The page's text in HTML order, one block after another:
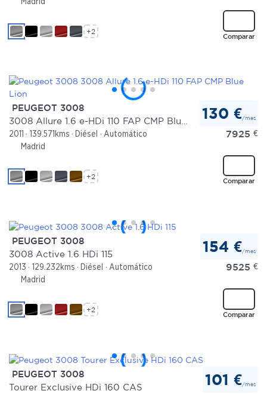
Comparar
+2
PEUGEOT 3008
2011 139.571kms Diésel
Automático
Madrid
130 €/mes
7925 €
Comparar
+2
PEUGEOT 3008
3008 Active 1.6 HDi 115
2013 129.232kms Diésel
Automático
Madrid
154 €/mes
9525 €
Comparar
+2
PEUGEOT 3008
Tourer Exclusive HDi 160 CAS
101 €/mes